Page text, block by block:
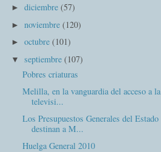
►diciembre(57)
►noviembre(120)
►octubre(101)
▼septiembre(107)
Pobres criaturas
Melilla, en la vanguardia del acceso a la
televisi...
Los Presupuestos Generales del Estado
destinan a M...
Huelga General 2010